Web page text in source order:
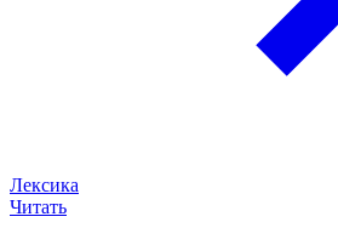
Лексика
Читать